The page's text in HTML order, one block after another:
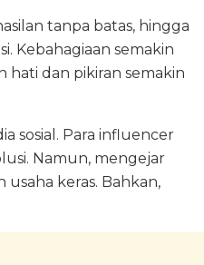
tanpa batas, hingga
Kebahagiaan semakin
hati dan pikiran semakin
sosial. Para influencer
Namun, mengejar
keras. Bahkan,